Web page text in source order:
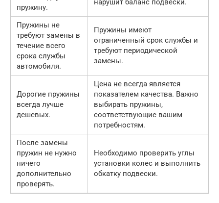
пружину.
Пружины не
требуют замены в
течение всего
срока службы
автомобиля.
Пружины имеют
ограниченный срок службы и
требуют периодической
замены.
Дорогие пружины
всегда лучше
дешевых.
Цена не всегда является
показателем качества. Важно
выбирать пружины,
соответствующие вашим
потребностям.
После замены
пружин не нужно
ничего
дополнительно
проверять.
Необходимо проверить углы
установки колес и выполнить
обкатку подвески.